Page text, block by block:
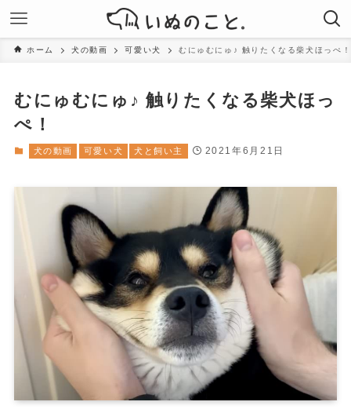
ホーム 犬の動画 可愛い犬 むにゅむにゅ♪ 触りたくなる柴犬ほっぺ！
むにゅむにゅ♪ 触りたくなる柴犬ほっ
ぺ！
犬の動画 可愛い犬 犬と飼い主 2021年6月21日